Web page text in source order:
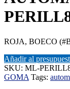
ROJA, BOECO
Añadir al
SKU: ML-
GOMA Tags: